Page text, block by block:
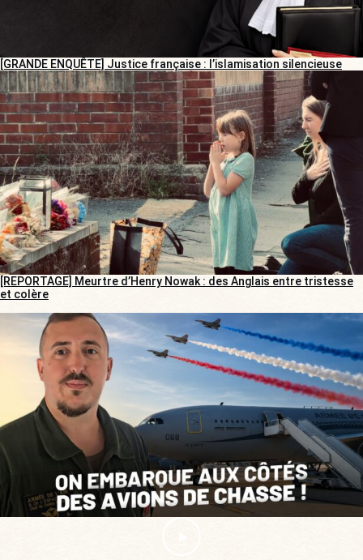
[GRANDE ENQUÊTE] Justice française : l’islamisation silencieuse
[REPORTAGE] Meurtre d’Henry Nowak : des Anglais entre tristesse
et colère